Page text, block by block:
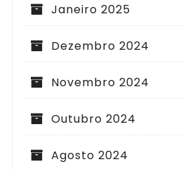
Janeiro 2025
Dezembro 2024
Novembro 2024
Outubro 2024
Agosto 2024